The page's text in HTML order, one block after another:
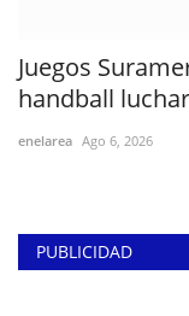
Juegos
handball
enelarea Ago 6, 2026
PUBLICIDAD